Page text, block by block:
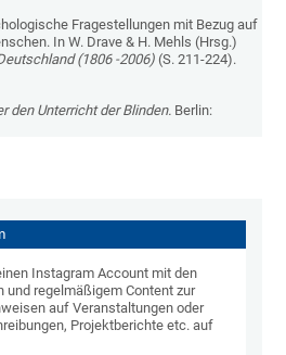
Fragestellungen mit Bezug auf
In W. Drave & H. Mehls (Hrsg.)
(1806 -2006) (S. 211-224).
den Unterricht der Blinden. Berlin:
Instagram Account mit den
und regelmäßigem Content zur
auf Veranstaltungen oder
Projektberichte etc. auf